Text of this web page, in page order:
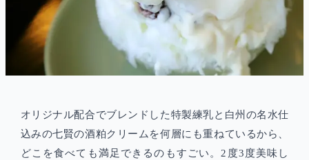
オリジナル配合でブレンドした特製練乳と白州の名水仕
込みの七賢の酒粕クリームを何層にも重ねているから、
どこを食べても満足できるのもすごい。2度3度美味し